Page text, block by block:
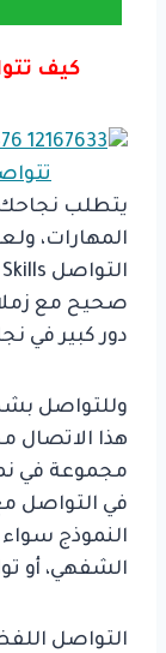
كيف
يتطلب
المهارات،
التواصل
صحيح مع
دور كبير في
وللتواصل
هذا
مجموعة في
في التواصل
النموذج
الشفهي، أو
التواصل